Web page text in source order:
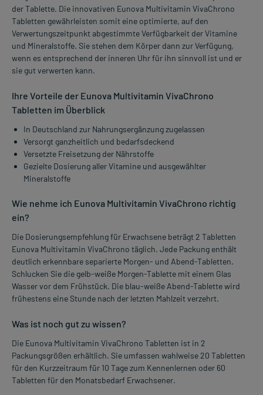
der Tablette. Die innovativen Eunova Multivitamin VivaChrono
Tabletten gewährleisten somit eine optimierte, auf den
Verwertungszeitpunkt abgestimmte Verfügbarkeit der Vitamine
und Mineralstoffe. Sie stehen dem Körper dann zur Verfügung,
wenn es entsprechend der inneren Uhr für ihn sinnvoll ist und er
sie gut verwerten kann.
Ihre Vorteile der Eunova Multivitamin VivaChrono
Tabletten im Überblick
In Deutschland zur Nahrungsergänzung zugelassen
Versorgt ganzheitlich und bedarfsdeckend
Versetzte Freisetzung der Nährstoffe
Gezielte Dosierung aller Vitamine und ausgewählter
Mineralstoffe
Wie nehme ich Eunova Multivitamin VivaChrono richtig
ein?
Die Dosierungsempfehlung für Erwachsene beträgt 2 Tabletten
Eunova Multivitamin VivaChrono täglich. Jede Packung enthält
deutlich erkennbare separierte Morgen- und Abend-Tabletten.
Schlucken Sie die gelb-weiße Morgen-Tablette mit einem Glas
Wasser vor dem Frühstück. Die blau-weiße Abend-Tablette wird
frühestens eine Stunde nach der letzten Mahlzeit verzehrt.
Was ist noch gut zu wissen?
Die Eunova Multivitamin VivaChrono Tabletten ist in 2
Packungsgrößen erhältlich. Sie umfassen wahlweise 20 Tabletten
für den Kurzzeitraum für 10 Tage zum Kennenlernen oder 60
Tabletten für den Monatsbedarf Erwachsener.